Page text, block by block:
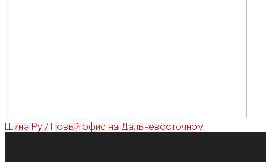
Шина Ру / Новый офис на Дальневосточном